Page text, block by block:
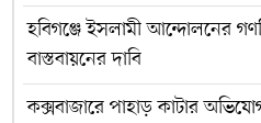
হবিগঞ্জে ইসলামী আন্দোলনের
বাস্তবায়নের দাবি
কক্সবাজারে পাহাড় কাটার